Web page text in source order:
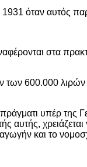
όταν αυτός
στα
600.000 λιρών
υπέρ
χρειάζεται
και το